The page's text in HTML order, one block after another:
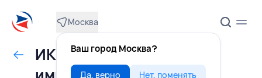
Москва
Ваш город Москва?
Да, верно Нет, поменять
ИКРА МАСАГО